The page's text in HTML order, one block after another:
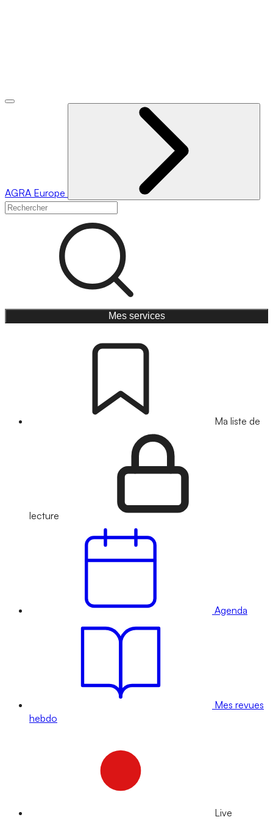
AGRA Europe
Mes services
Ma liste de
lecture
Agenda
Mes revues
hebdo
Live